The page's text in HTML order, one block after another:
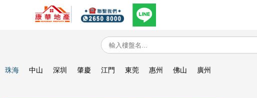
珠海 中山 深圳 肇慶 江門 東莞 惠州 佛山 廣州